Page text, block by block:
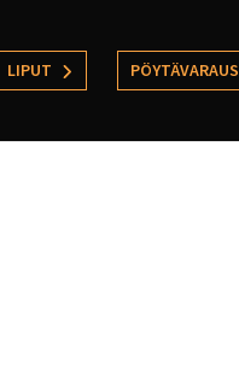
LIPUT PÖYTÄVARAUS